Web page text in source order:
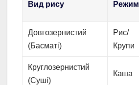
Вид рису Режим
Довгозернистий
(Басматі)
Рис/
Крупи
Круглозернистий
(Суші)
Каша